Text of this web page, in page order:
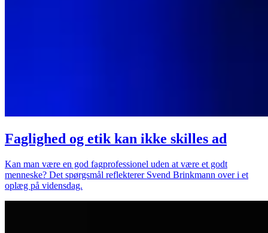
Faglighed og etik kan ikke skilles ad
Kan man være en god fagprofessionel uden at være et godt
menneske? Det spørgsmål reflekterer Svend Brinkmann over i et
oplæg på vidensdag.